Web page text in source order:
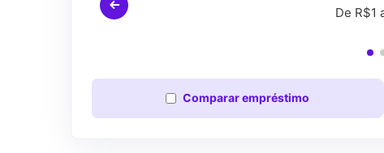
De R$1
Compararempréstimo